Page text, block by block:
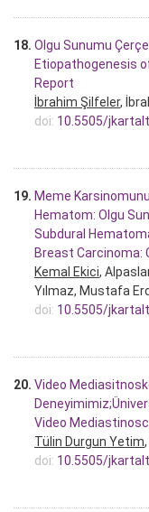
18. Olgu Sunumu
Etiopathogenesis
Report
İbrahim Şilfeler,
doi: 10.5505/
19. Meme
Hematom: Olgu
Subdural
Breast Carcinoma:
Kemal Ekici,
Yılmaz, Mustafa
doi: 10.5505/
20. Video
Video
Tülin Durgun Yetim
doi: 10.5505/